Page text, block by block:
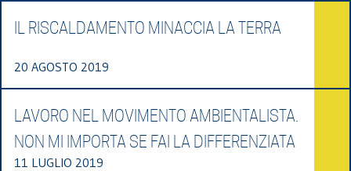
IL RISCALDAMENTO MINACCIA LA TERRA
20 AGOSTO 2019
LAVORO NEL MOVIMENTO AMBIENTALISTA.
NON MI IMPORTA SE FAI LA DIFFERENZIATA
11 LUGLIO 2019